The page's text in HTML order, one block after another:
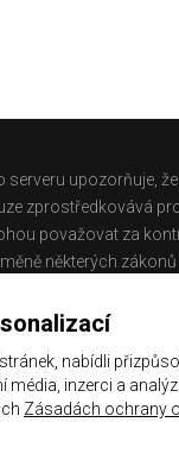
serveru upozorňuje,
zprostředkovává
považovat za
některých
nabídli
inzerci a
Zásadách ochrany